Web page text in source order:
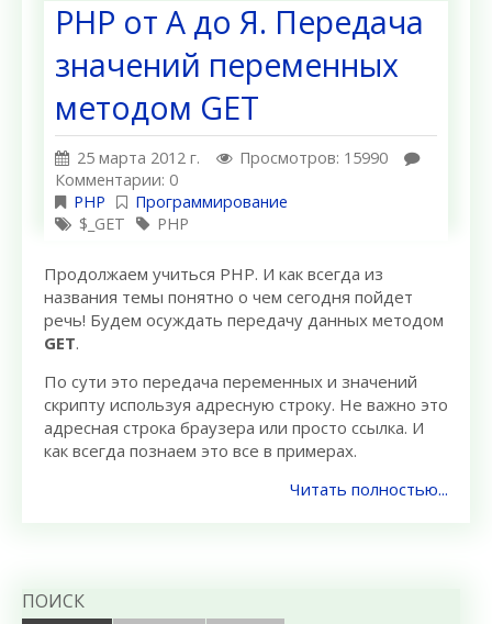
PHP от А до Я. Передача
значений переменных
методом GET
25 марта 2012 г.
Просмотров: 15990
Комментарии: 0
PHP
Программирование
$_GET
PHP
Продолжаем учиться PHP. И как всегда из
названия темы понятно о чем сегодня пойдет
речь! Будем осуждать передачу данных методом
GET.
По сути это передача переменных и значений
скрипту используя адресную строку. Не важно это
адресная строка браузера или просто ссылка. И
как всегда познаем это все в примерах.
Читать полностью...
ПОИСК